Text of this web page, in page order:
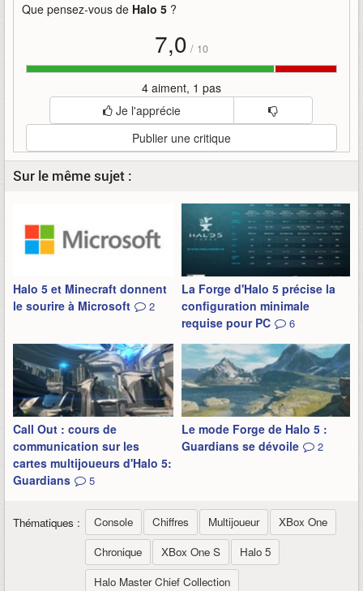
Que pensez-vous de Halo 5 ?
7,0 / 10
4 aiment, 1 pas
Je l'apprécie
Publier une critique
Sur le même sujet :
Halo 5 et Minecraft donnent
le sourire à Microsoft
2
La Forge d'Halo 5 précise la
configuration minimale
requise pour PC
6
Call Out : cours de
communication sur les
cartes multijoueurs d'Halo 5:
Guardians
5
Le mode Forge de Halo 5 :
Guardians se dévoile
2
Thématiques : Console Chiffres Multijoueur
XBox One
Chronique
XBox One S
Halo 5
Halo Master Chief Collection